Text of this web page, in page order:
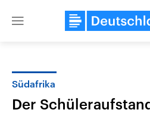
Close
Südafrika
Der